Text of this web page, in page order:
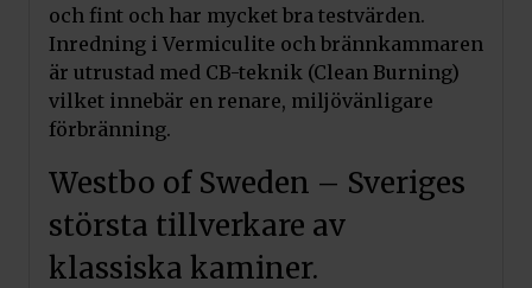
och fint och har mycket bra testvärden.
Inredning i Vermiculite och brännkammaren
är utrustad med CB-teknik (Clean Burning)
vilket innebär en renare, miljövänligare
förbränning.
Westbo of Sweden – Sveriges
största tillverkare av
klassiska kaminer.